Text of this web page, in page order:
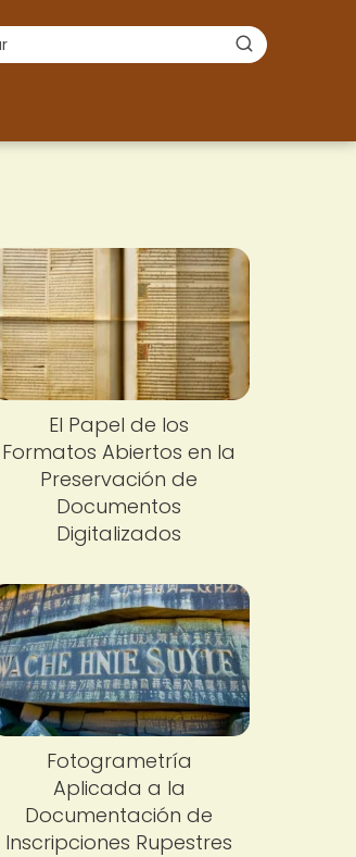
El Papel de los
Formatos Abiertos en la
Preservación de
Documentos
Digitalizados
Fotogrametría
Aplicada a la
Documentación de
Inscripciones Rupestres